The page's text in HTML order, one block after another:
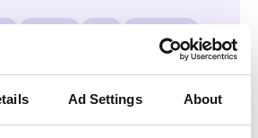
Ad Settings About